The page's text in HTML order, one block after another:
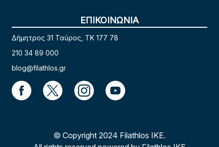
ΕΠΙΚΟΙΝΩΝΙΑ
Δήμητρος 31 Ταύρος, TK 177 78
210 34 89 000
blog@filathlos.gr
© Copyright 2024 Filathlos ΙΚΕ.